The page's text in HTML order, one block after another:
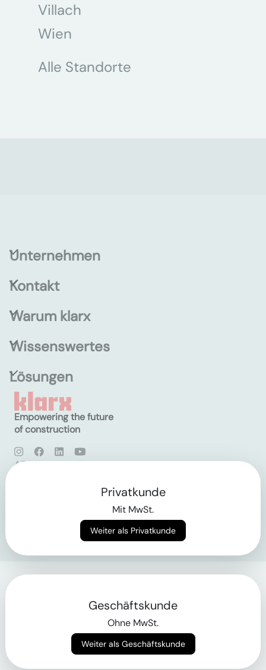
Villach
Wien
Alle Standorte
Unternehmen
Kontakt
Warum klarx
Wissenswertes
Lösungen
Empowering the future
of construction
AGB
Privatkunde
Mit MwSt.
Weiter als Privatkunde
Geschäftskunde
Ohne MwSt.
Weiter als Geschäftskunde